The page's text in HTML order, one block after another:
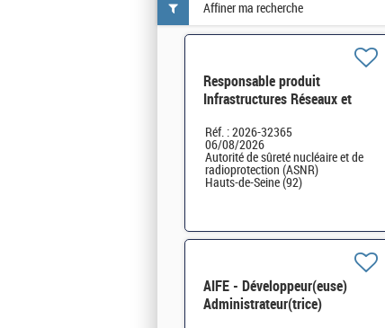
Responsable produit
Infrastructures Réseaux et
Réf. : 2026-32365
06/08/2026
Autorité de sûreté nucléaire et de
radioprotection (ASNR)
Hauts-de-Seine (92)
AIFE - Développeur(euse)
Administrateur(trice)
Affiner ma recherche